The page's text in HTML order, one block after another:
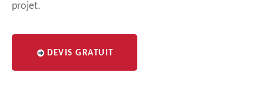
projet.
DEVIS GRATUIT